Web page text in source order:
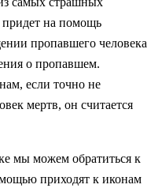
на помощь
пропавшего человека
о пропавшем.
если точно не
мертв, он считается
мы можем обратиться к
приходят к иконам